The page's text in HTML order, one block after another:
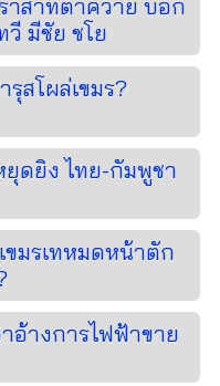
สาทตาควาย บอก
วี มีชัย ชโย
สโผล่เขมร?
ดยิง ไทย-กัมพูชา
มรเทหมดหน้าตัก
างการไฟฟ้าขาย